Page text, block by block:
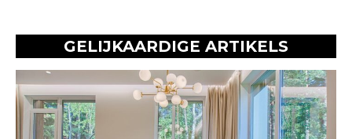
GELIJKAARDIGE ARTIKELS